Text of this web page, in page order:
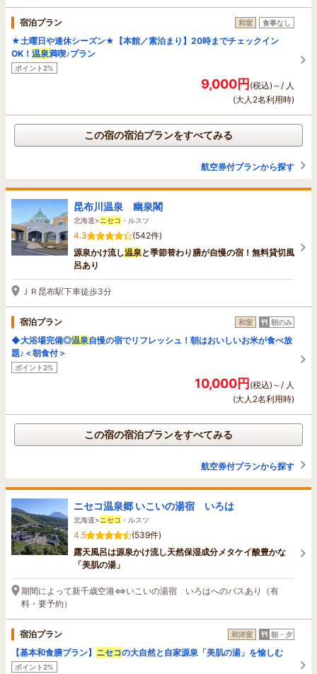
宿泊プラン 和室 食事なし
★土曜日や連休シーズン★【本館／素泊まり】20時までチェックイン
OK！ 温泉満喫♪プラン
ポイント2%
9,000円(税込)～/ 人
(大人2名利用時)
この宿の宿泊プランをすべてみる
航空券付プランから探す
昆布川温泉 幽泉閣
北海道> ニセコ ・ルスツ
4.3
(542件)
源泉かけ流し温泉 と季節替わり膳が自慢の宿！無料貸切風
呂あり
ＪＲ昆布駅下車徒歩3分
宿泊プラン 和室 朝のみ
◆大浴場完備◎温泉自慢の宿でリフレッシュ！朝はおいしいお米が食べ放
題♪＜朝食付＞
ポイント2%
10,000円(税込)～/ 人
(大人2名利用時)
この宿の宿泊プランをすべてみる
航空券付プランから探す
ニセコ温泉郷 いこいの湯宿 いろは
北海道> ニセコ ・ルスツ
4.5
(539件)
露天風呂は源泉かけ流し天然保湿成分メタケイ酸豊かな
「美肌の湯」
期間によって新千歳空港⇔いこいの湯宿 いろはへのバスあり（有
料・要予約）
宿泊プラン 和洋室 朝・夕
【基本和食膳プラン】 ニセコの大自然と自家源泉「美肌の湯」を愉しむ
ポイント2%